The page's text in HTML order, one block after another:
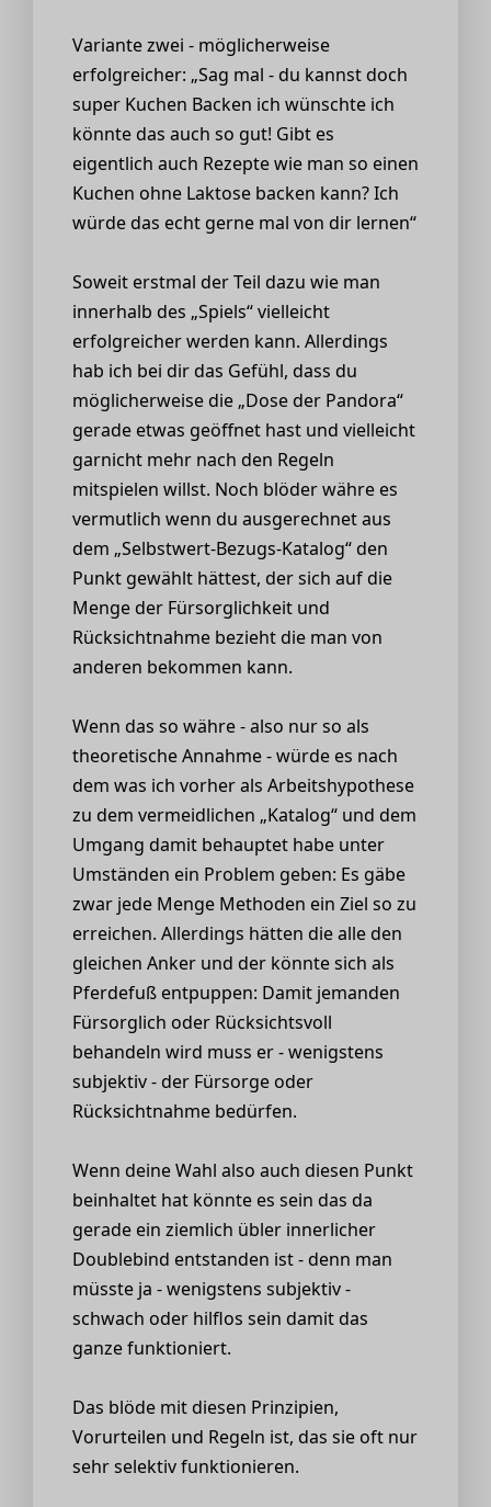
Variante zwei - möglicherweise
erfolgreicher: „Sag mal - du kannst doch
super Kuchen Backen ich wünschte ich
könnte das auch so gut! Gibt es
eigentlich auch Rezepte wie man so einen
Kuchen ohne Laktose backen kann? Ich
würde das echt gerne mal von dir lernen“
Soweit erstmal der Teil dazu wie man
innerhalb des „Spiels“ vielleicht
erfolgreicher werden kann. Allerdings
hab ich bei dir das Gefühl, dass du
möglicherweise die „Dose der Pandora“
gerade etwas geöffnet hast und vielleicht
garnicht mehr nach den Regeln
mitspielen willst. Noch blöder währe es
vermutlich wenn du ausgerechnet aus
dem „Selbstwert-Bezugs-Katalog“ den
Punkt gewählt hättest, der sich auf die
Menge der Fürsorglichkeit und
Rücksichtnahme bezieht die man von
anderen bekommen kann.
Wenn das so währe - also nur so als
theoretische Annahme - würde es nach
dem was ich vorher als Arbeitshypothese
zu dem vermeidlichen „Katalog“ und dem
Umgang damit behauptet habe unter
Umständen ein Problem geben: Es gäbe
zwar jede Menge Methoden ein Ziel so zu
erreichen. Allerdings hätten die alle den
gleichen Anker und der könnte sich als
Pferdefuß entpuppen: Damit jemanden
Fürsorglich oder Rücksichtsvoll
behandeln wird muss er - wenigstens
subjektiv - der Fürsorge oder
Rücksichtnahme bedürfen.
Wenn deine Wahl also auch diesen Punkt
beinhaltet hat könnte es sein das da
gerade ein ziemlich übler innerlicher
Doublebind entstanden ist - denn man
müsste ja - wenigstens subjektiv -
schwach oder hilflos sein damit das
ganze funktioniert.
Das blöde mit diesen Prinzipien,
Vorurteilen und Regeln ist, das sie oft nur
sehr selektiv funktionieren.